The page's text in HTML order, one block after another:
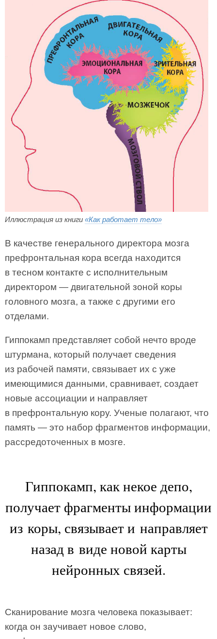
Иллюстрация из книги «Как работает тело»
В качестве генерального директора мозга
префронтальная кора всегда находится
в тесном контакте с исполнительным
директором — двигательной зоной коры
головного мозга, а также с другими его
отделами.
Гиппокамп представляет собой нечто вроде
штурмана, который получает сведения
из рабочей памяти, связывает их с уже
имеющимися данными, сравнивает, создает
новые ассоциации и направляет
в префронтальную кору. Ученые полагают, что
память — это набор фрагментов информации,
рассредоточенных в мозге.
Гиппокамп, как некое депо,
получает фрагменты информации
из коры, связывает и направляет
назад в виде новой карты
нейронных связей.
Сканирование мозга человека показывает:
когда он заучивает новое слово,